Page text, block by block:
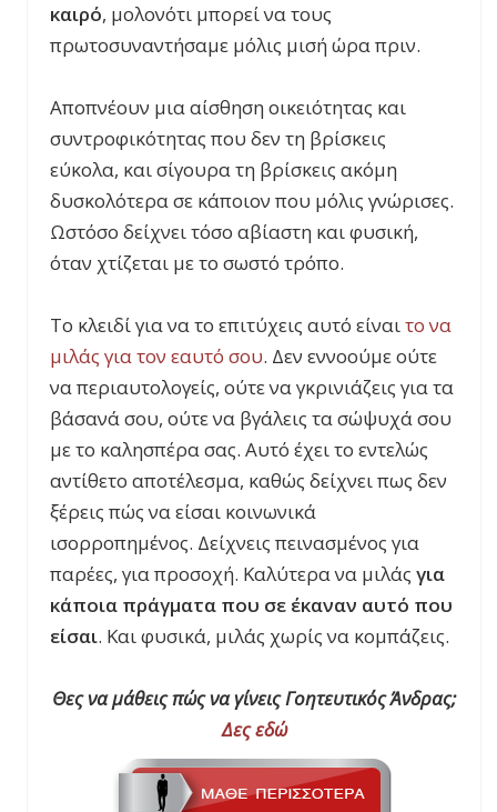
καιρό, μολονότι μπορεί να τους
πρωτοσυναντήσαμε μόλις μισή ώρα πριν.
Αποπνέουν μια αίσθηση οικειότητας και
συντροφικότητας που δεν τη βρίσκεις
εύκολα, και σίγουρα τη βρίσκεις ακόμη
δυσκολότερα σε κάποιον που μόλις γνώρισες.
Ωστόσο δείχνει τόσο αβίαστη και φυσική,
όταν χτίζεται με το σωστό τρόπο.
Το κλειδί για να το επιτύχεις αυτό είναιτο να
μιλάς για τον εαυτό σου. Δεν εννοούμε ούτε
να περιαυτολογείς, ούτε να γκρινιάζεις για τα
βάσανά σου, ούτε να βγάλεις τα σώψυχά σου
με το καλησπέρα σας. Αυτό έχει το εντελώς
αντίθετο αποτέλεσμα, καθώς δείχνει πως δεν
ξέρεις πώς να είσαι κοινωνικά
ισορροπημένος. Δείχνεις πεινασμένος για
παρέες, για προσοχή. Καλύτερα να μιλάς για
κάποια πράγματα που σε έκαναν αυτό που
είσαι. Και φυσικά, μιλάς χωρίς να κομπάζεις.
Θες να μάθεις πώς να γίνεις Γοητευτικός Άνδρας;
Δες εδώ